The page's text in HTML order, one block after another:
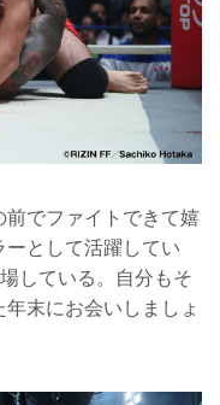
でファイトできて嬉
ーとして活躍してい
している。自分もそ
末にお会いしましょ